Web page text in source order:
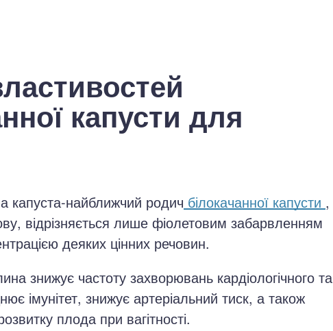
капусти для
капуста-найближчий родич білокачанної капусти ,
відрізняється лише фіолетовим забарвленням
деяких цінних речовин.
знижує частоту захворювань кардіологічного та
імунітет, знижує артеріальний тиск, а також
плода при вагітності.